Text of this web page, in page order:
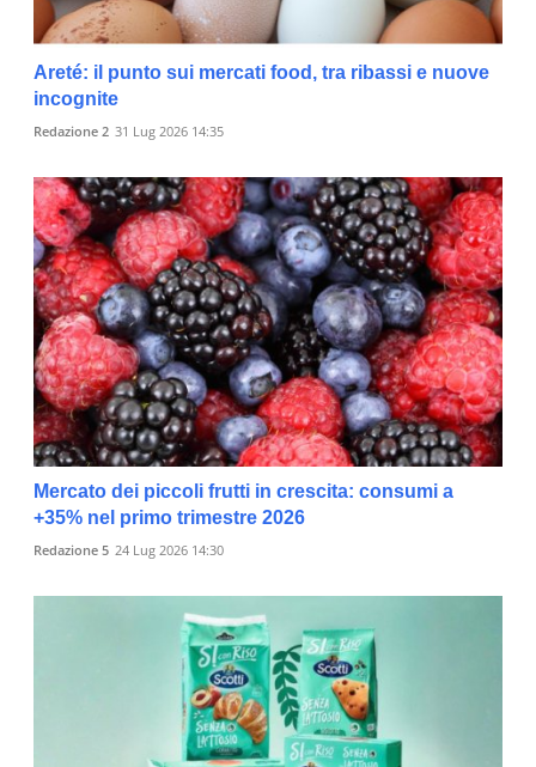
Areté: il punto sui mercati food, tra ribassi e nuove
incognite
Redazione 2 31 Lug 2026 14:35
Mercato dei piccoli frutti in crescita: consumi a
+35% nel primo trimestre 2026
Redazione 5 24 Lug 2026 14:30